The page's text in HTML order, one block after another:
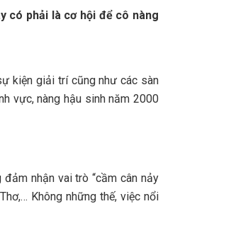
có phải là cơ hội để cô nàng
kiện giải trí cũng như các sàn
vực, nàng hậu sinh năm 2000
nhận vai trò “cầm cân nảy
Không những thế, việc nổi